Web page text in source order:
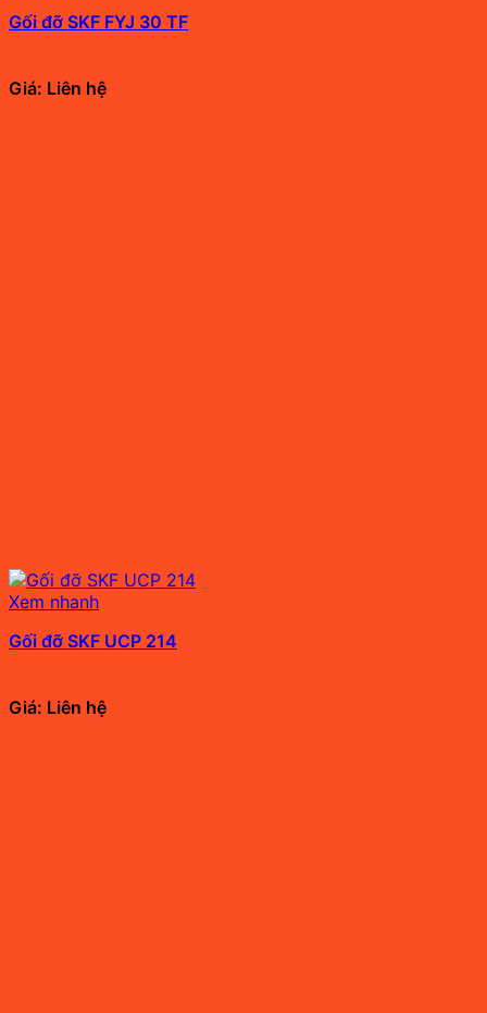
Gối đỡ SKF FYJ 30 TF
Giá: Liên hệ
Xem nhanh
Gối đỡ SKF UCP 214
Giá: Liên hệ